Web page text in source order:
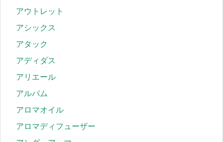
アウトレット
アシックス
アタック
アディダス
アリエール
アルバム
アロマオイル
アロマディフューザー